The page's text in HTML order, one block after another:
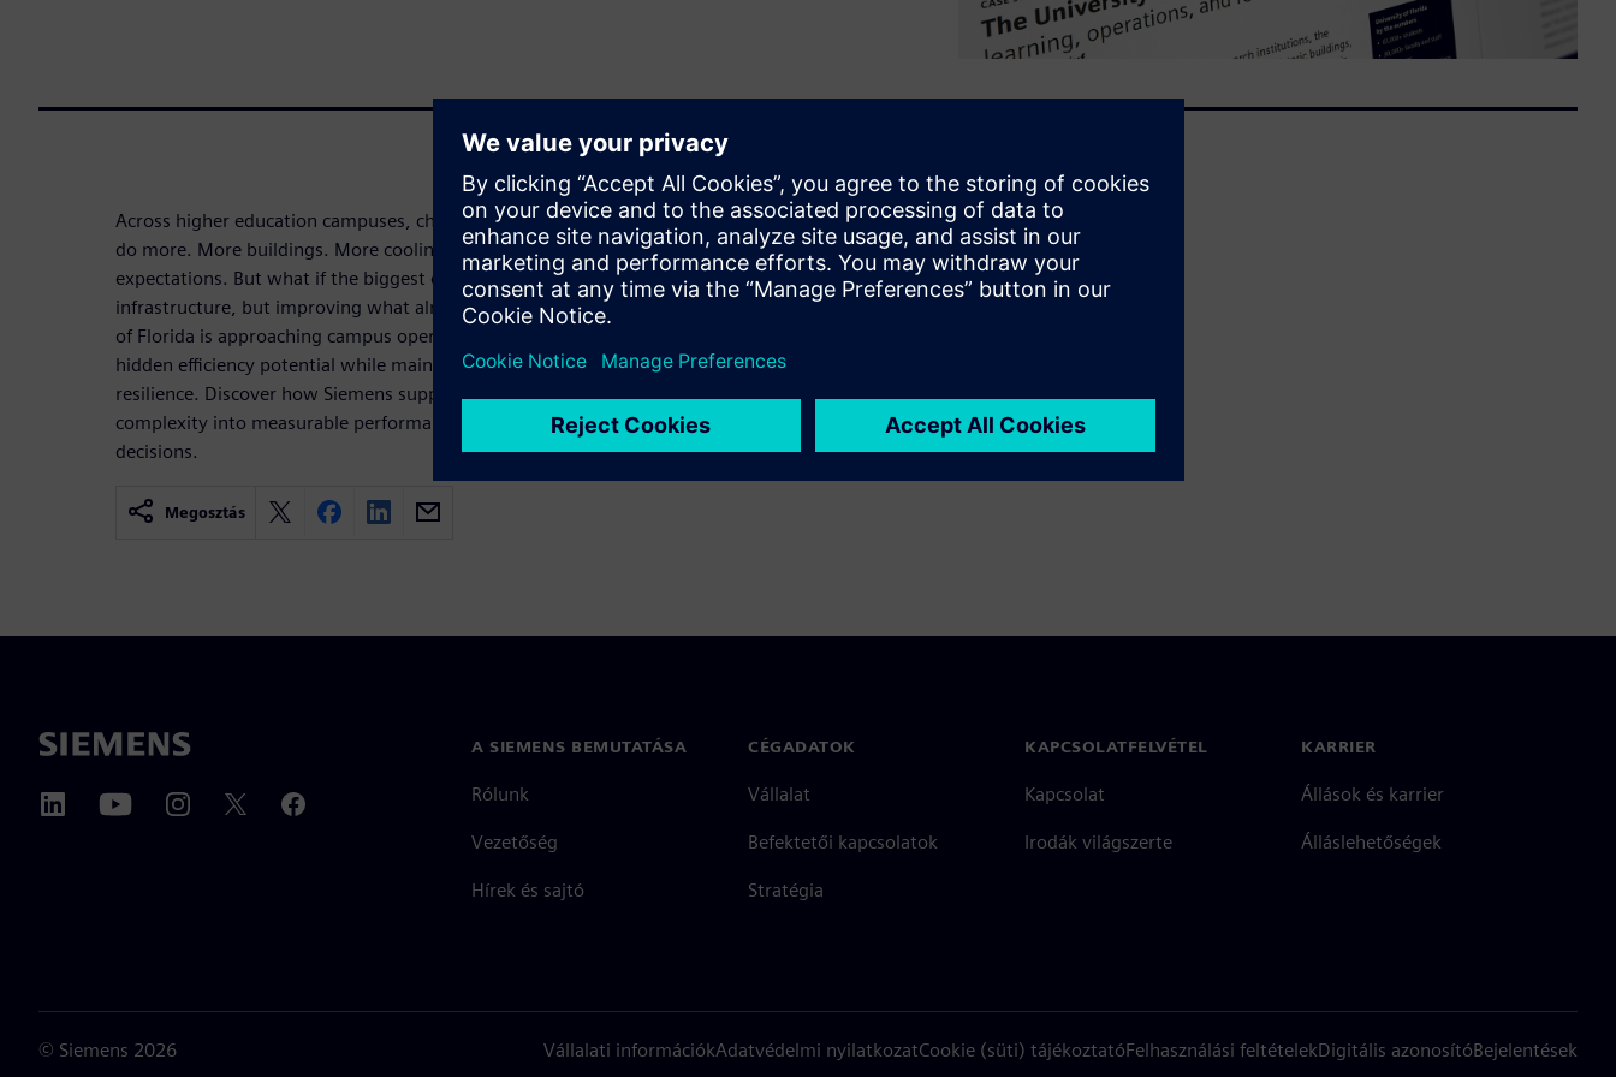
Across higher education campuses, chilled water systems are under pressure to
do more. More buildings. More cooling demand. More sustainability
expectations. But what if the biggest opportunity is not adding new
infrastructure, but improving what already exists? Explore how the University
of Florida is approaching campus operations as a connected system, uncovering
hidden efficiency potential while maintaining comfort, reliability, and long-term
resilience. Discover how Siemens supports universities in turning operational
complexity into measurable performance, savings, and smarter campus
decisions.
Megosztás
A SIEMENS BEMUTATÁSA
Rólunk
Vezetőség
Hírek és sajtó
CÉGADATOK
Vállalat
Befektetői kapcsolatok
Stratégia
KAPCSOLATFELVÉTEL
Kapcsolat
Irodák világszerte
KARRIER
Állások és karrier
Álláslehetőségek
© Siemens 2026 Vállalati információkAdatvédelmi nyilatkozatCookie (süti) tájékoztatóFelhasználási feltételekDigitális azonosítóBejelentések